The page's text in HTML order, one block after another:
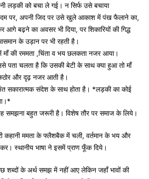
लड़की को बचा ले गई। न सिर्फ उसे बचाया
पर, अपनी जिद पर उसे खुले आकाश में पंख फैलाने का,
आगे बढ़ने का अवसर भी दिया, पर शिकारियों की गिद्ध
के उड़ान पर भी रहती है।
माँ की रममता ,चिंता व भय छलकता नजर आया।
पता चलता है कि उसकी बेटी के साथ क्या हुआ तो माँ
और दृढ़ नजर आती है।
सकारात्मक संदेश के साथ होता है। *लड़की का कोई
समझना बहुत जरूरी है। विशेष तौर पर समाज के लिये।
कहानी ममता के फ्लैशबैक में चली, वर्तमान के भय और
स्थानीय भाषा ने इसमें प्राण फूँक दिये।
शब्दों के अर्थ समझ में नहीं आए लेकिन जहाँ भावों की